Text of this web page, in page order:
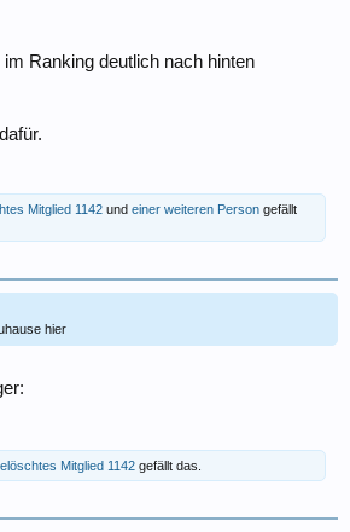
im Ranking deutlich nach hinten
Mitglied 1142 und einer weiteren Person gefällt
hier
Mitglied 1142 gefällt das.